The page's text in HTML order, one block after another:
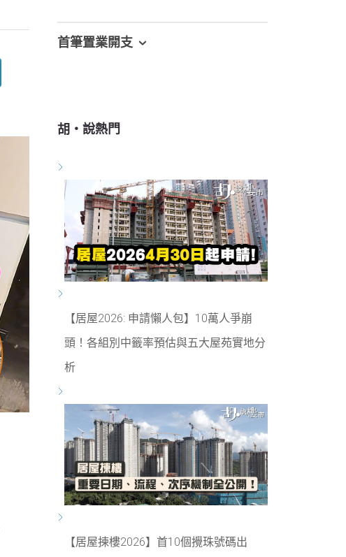
首筆置業開支
胡‧說熱門
【居屋2026: 申請懶人包】10萬人爭崩
頭！各組別中籤率預估與五大屋苑實地分
析
【居屋揀樓2026】首10個攪珠號碼出